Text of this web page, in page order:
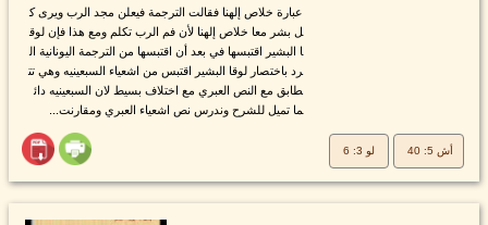
عبارة خلاص إلهنا فقالت الترجمة فيعلن مجد الرب ويرى ك
ل بشر معا خلاص إلهنا لأن فم الرب تكلم ومع هذا فإن لوق
ا البشير اقتبسها في بعد أن اقتبسها من الترجمة اليونانية ال
رد باختصار لوقا البشير اقتبس من اشعياء السبعينيه وهي تت
طابق مع النص العبري مع اختلاف بسيط لان السبعينيه دائ
ما تميل للشرح وندرس نص اشعياء العبري ومقارنت...
أش 5: 40 لو 3: 6